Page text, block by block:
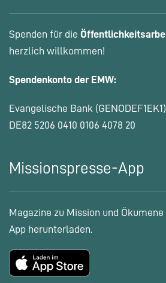
Spenden für die
herzlich willkommen!
Spendenkonto der EMW:
Evangelische Bank (GENODEF1EK1)
DE82 5206 0410 0106 4078 20
Missionspresse-App
Magazine zu Mission und
App herunterladen.